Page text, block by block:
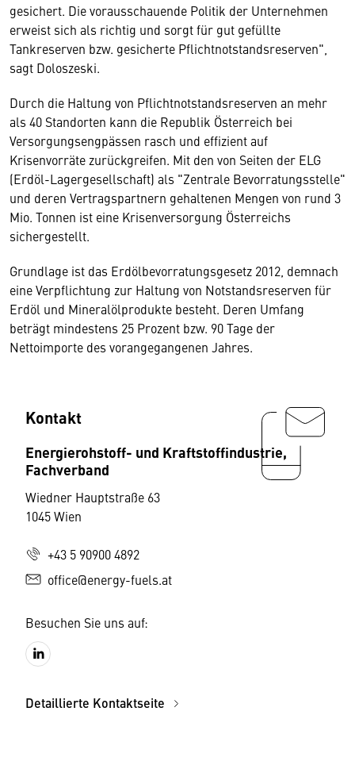
gesichert. Die vorausschauende Politik der Unternehmen
erweist sich als richtig und sorgt für gut gefüllte
Tankreserven bzw. gesicherte Pflichtnotstandsreserven",
sagt Doloszeski.
Durch die Haltung von Pflichtnotstandsreserven an mehr
als 40 Standorten kann die Republik Österreich bei
Versorgungsengpässen rasch und effizient auf
Krisenvorräte zurückgreifen. Mit den von Seiten der ELG
(Erdöl-Lagergesellschaft) als "Zentrale Bevorratungsstelle"
und deren Vertragspartnern gehaltenen Mengen von rund 3
Mio. Tonnen ist eine Krisenversorgung Österreichs
sichergestellt.
Grundlage ist das Erdölbevorratungsgesetz 2012, demnach
eine Verpflichtung zur Haltung von Notstandsreserven für
Erdöl und Mineralölprodukte besteht. Deren Umfang
beträgt mindestens 25 Prozent bzw. 90 Tage der
Nettoimporte des vorangegangenen Jahres.
Kontakt
Energierohstoff- und Kraftstoffindustrie,
Fachverband
Wiedner Hauptstraße 63
1045 Wien
+43 5 90900 4892
office@energy-fuels.at
Besuchen Sie uns auf:
Detaillierte Kontaktseite